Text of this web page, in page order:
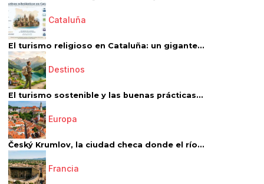
Cataluña
El turismo religioso en Cataluña: un gigante...
Destinos
El turismo sostenible y las buenas prácticas...
Europa
Český Krumlov, la ciudad checa donde el río...
Francia